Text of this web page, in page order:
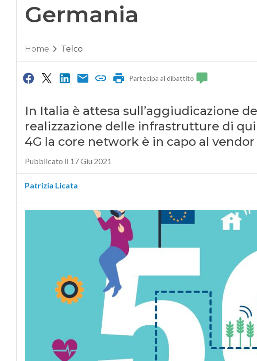
Germania
Home Telco
Partecipa al dibattito
In Italia è attesa sull’aggiudicazione
realizzazione delle infrastrutture di
4G la core network è in capo al vendor
Pubblicato il 17 Giu 2021
Patrizia Licata